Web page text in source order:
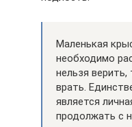
Маленькая
необходимо
нельзя верить,
врать.
является
продолжать с